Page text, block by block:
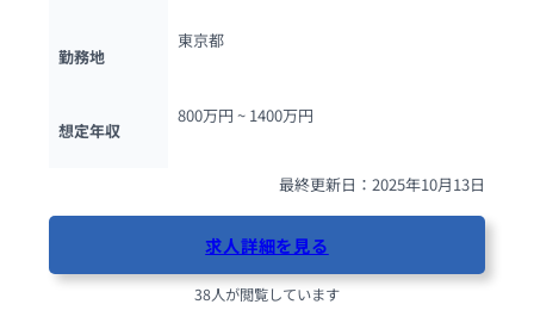
勤務地
東京都
想定年収
800万円 ~ 1400万円
最終更新日：2025年10月13日
求人詳細を見る
38人が閲覧しています